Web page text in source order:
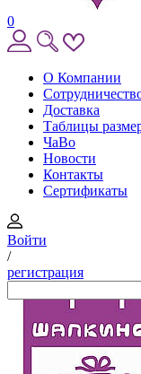
0
О Компании
Доставка
Таблицы
ЧаВо
Новости
Контакты
Сертификаты
Войти
/
регистрация